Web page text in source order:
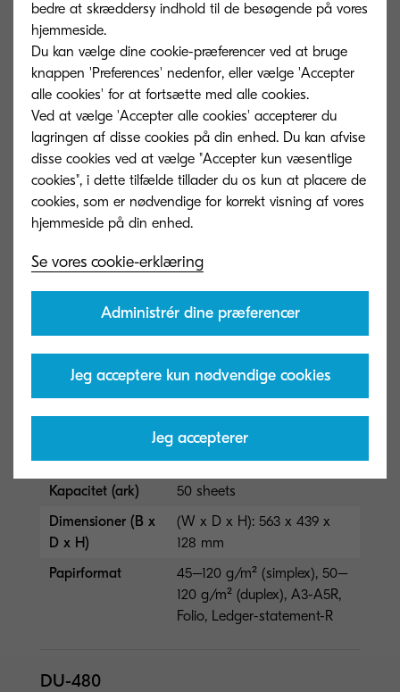
Ca. 17,2 sek. eller mindre fra tænding
Strømforbrug
Udskrivning: 385 W Standby: 75 W
Sovetilstand: 1.54 W
Tilvalg og forbrugsstoffer
DP-480
Document processor
(reversing)
Kapacitet (ark)
50 sheets
Dimensioner (B x
D x H)
(W x D x H): 563 x 439 x
128 mm
Papirformat
45–120 g/m² (simplex), 50–
120 g/m² (duplex), A3-A5R,
Folio, Ledger-statement-R
DU-480
bedre at skræddersy indhold til de besøgende på vores
hjemmeside.
Du kan vælge dine cookie-præferencer ved at bruge
knappen 'Preferences' nedenfor, eller vælge 'Accepter
alle cookies' for at fortsætte med alle cookies.
Ved at vælge 'Accepter alle cookies' accepterer du
lagringen af ​​disse cookies på din enhed. Du kan afvise
disse cookies ved at vælge "Accepter kun væsentlige
cookies", i dette tilfælde tillader du os kun at placere de
cookies, som er nødvendige for korrekt visning af vores
Se vores cookie-erklæring
Administrér dine præferencer
Jeg acceptere kun nødvendige cookies
Jeg accepterer